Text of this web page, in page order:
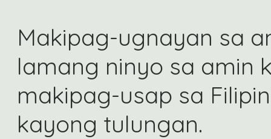
Makipag-ugnayan sa
lamang ninyo sa amin
makipag-usap sa
kayong tulungan.